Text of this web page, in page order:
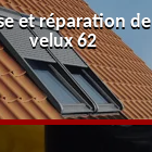
et réparation de
velux 62